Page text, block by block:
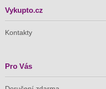
Vykupto.cz
Kontakty
Pro Vás